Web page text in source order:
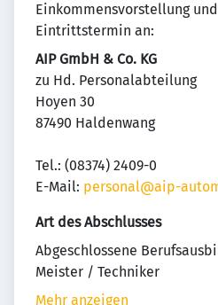
Einkommensvorstellung
Eintrittstermin an:
AIP GmbH & Co. KG
zu Hd. Personalabteilung
Hoyen 30
87490 Haldenwang
Tel.: (08374) 2409-0
E-Mail: personal@aip-
Art des Abschlusses
Abgeschlossene
Meister / Techniker
Mehr anzeigen